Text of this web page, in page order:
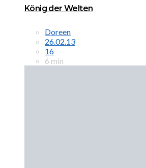
König der Welten
Doreen
26.02.13
16
6 min